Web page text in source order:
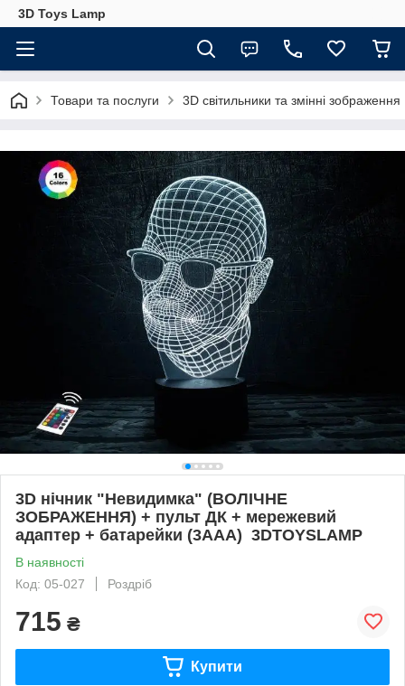
3D Toys Lamp
Товари та послуги 3D світильники та змінні зображення
3D нічник "Невидимка" (ВОЛІЧНЕ
ЗОБРАЖЕННЯ) + пульт ДК + мережевий
адаптер + батарейки (3ААА) 3DTOYSLAMP
В наявності
Код: 05-027
Роздріб
715 ₴
Купити